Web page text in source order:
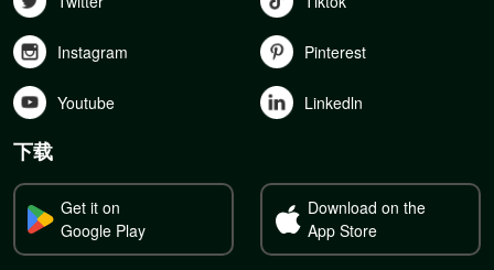
Instagram Pinterest
Youtube Linkedln
下载
Get it on
Google Play
Download on the
App Store